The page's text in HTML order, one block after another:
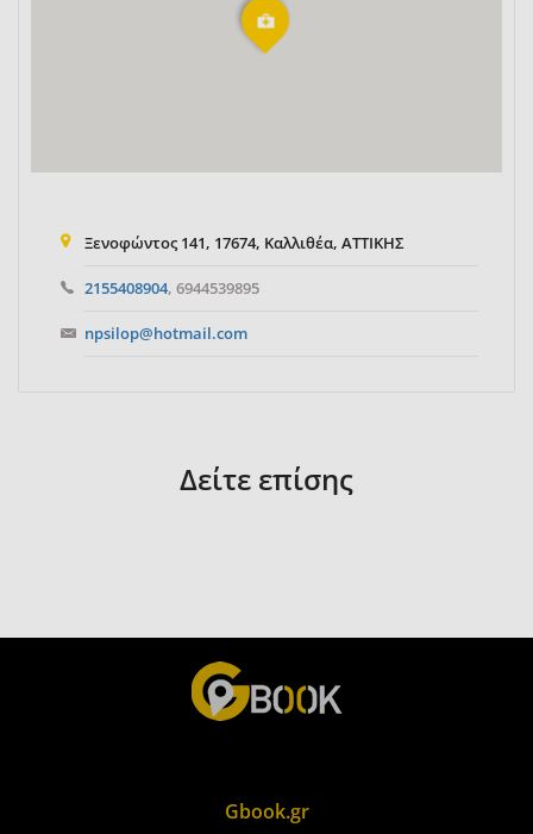
Ξενοφώντος 141, 17674, Καλλιθέα, ΑΤΤΙΚΗΣ
2155408904, 6944539895
npsilop@hotmail.com
Δείτε επίσης
Gbook.gr